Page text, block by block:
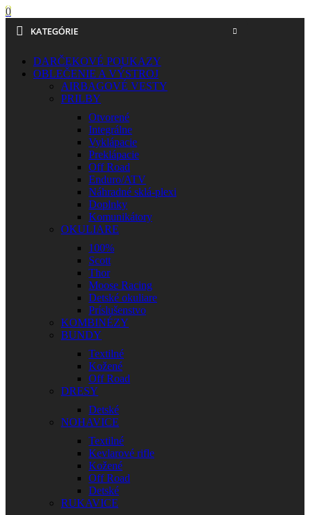
0
KATEGÓRIE
DARČEKOVÉ POUKAZY
OBLEČENIE A VÝSTROJ
AIRBAGOVÉ VESTY
PRILBY
Otvorené
Integrálne
Vyklápacie
Preklápacie
Off Road
Enduro/ATV
Náhradné sklá-plexi
Doplnky
Komunikátory
OKULIARE
100%
Scott
Thor
Moose Racing
Detské okuliare
Príslušenstvo
KOMBINÉZY
BUNDY
Textilné
Kožené
Off Road
DRESY
Detské
NOHAVICE
Textilné
Kevlarové rifle
Kožené
Off Road
Detské
RUKAVICE